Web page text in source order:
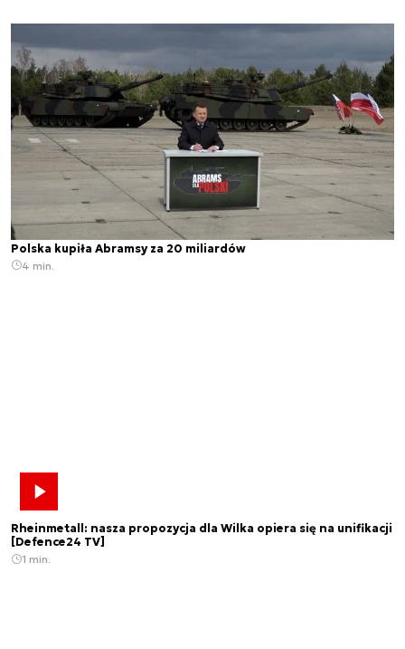
Polska kupiła Abramsy za 20 miliardów
4 min.
Rheinmetall: nasza propozycja dla Wilka opiera się na unifikacji
[Defence24 TV]
1 min.